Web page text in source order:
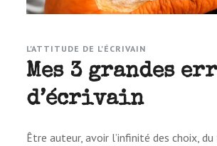
L'ATTITUDE DE L'ÉCRIVAIN
Mes 3 grandes
d’écrivain
Être auteur, avoir l’in­fi­nité des choix, du